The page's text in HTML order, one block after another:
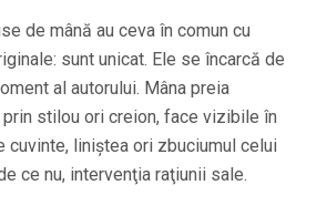
de mână au ceva în comun cu
sunt unicat. Ele se încarcă de
al autorului. Mâna preia
stilou ori creion, face vizibile în
cuvinte, liniştea ori zbuciumul celui
ce nu, intervenţia raţiunii sale.